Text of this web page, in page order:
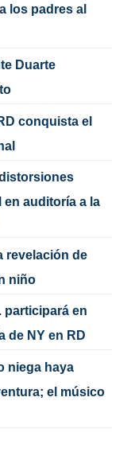
los padres al
Duarte
conquista el
auditoría a la
revelación de
niño
participará en
de NY en RD
niega haya
el músico